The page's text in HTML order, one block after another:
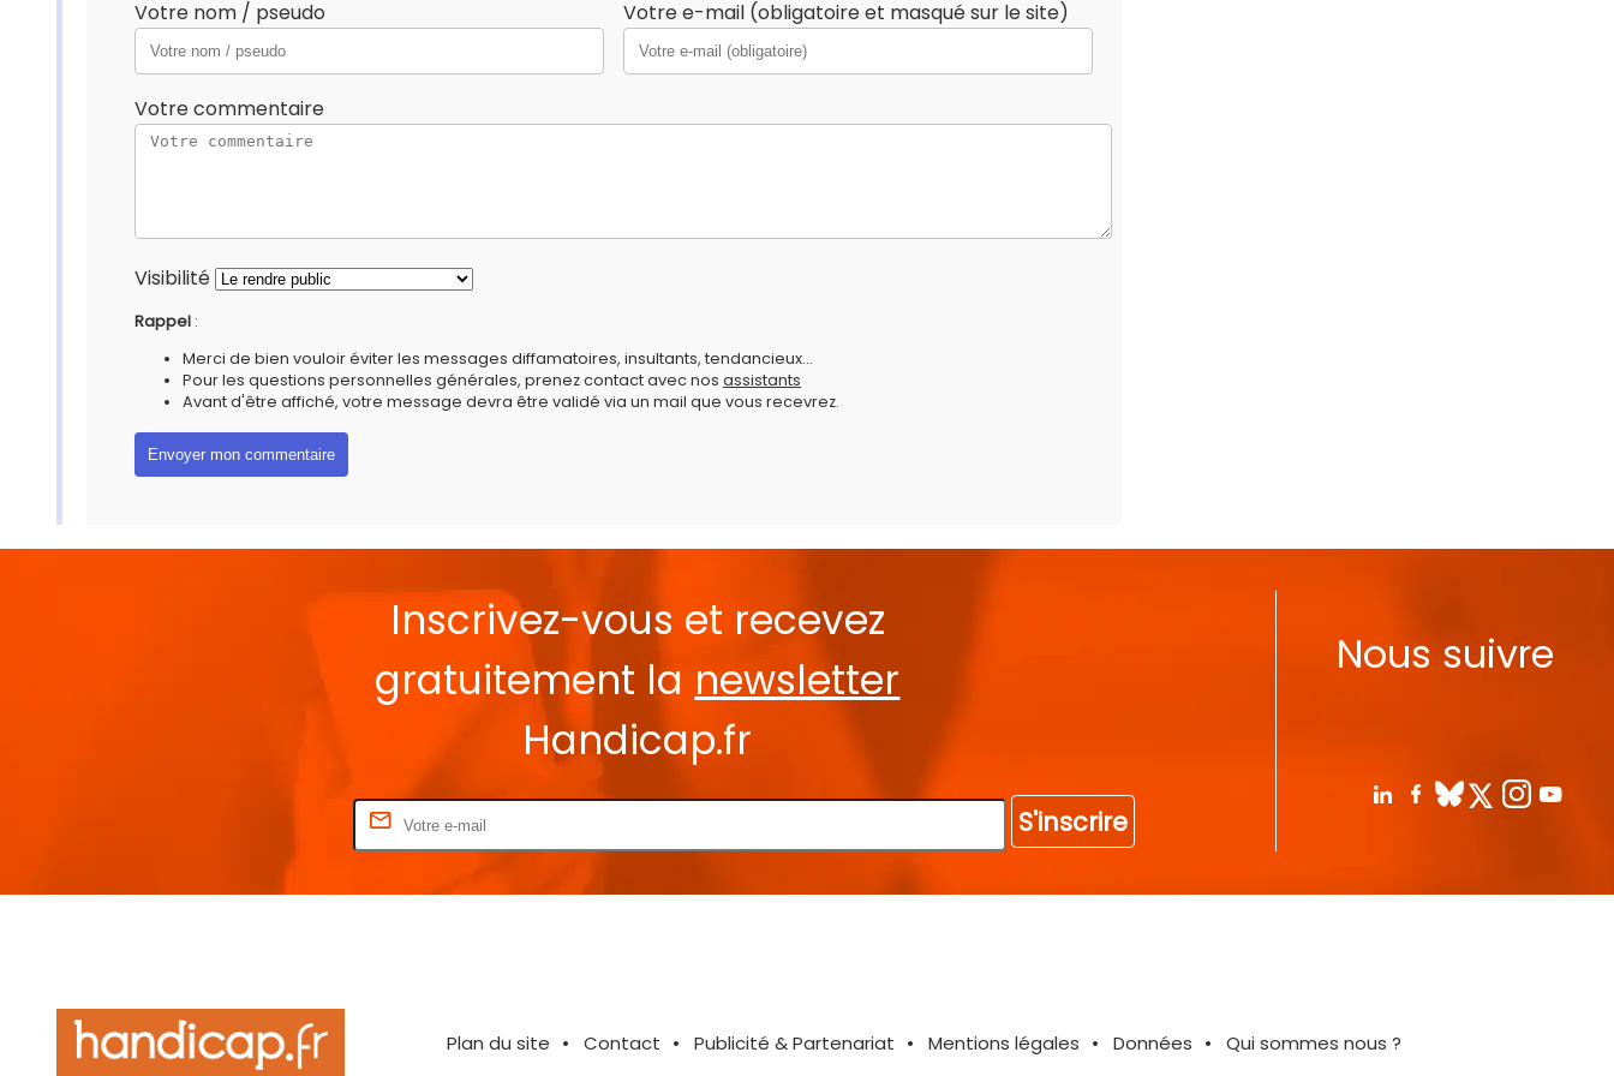
Votre nom / pseudo Votre e-mail (obligatoire et masqué sur le site)
Votre commentaire
Visibilité
Rappel :
Merci de bien vouloir éviter les messages diffamatoires, insultants, tendancieux...
Pour les questions personnelles générales, prenez contact avec nos assistants
Avant d'être affiché, votre message devra être validé via un mail que vous recevrez.
Inscrivez-vous et recevez
gratuitement la newsletter
Handicap.fr
S'inscrire
Nous suivre
Plan du site Contact Publicité & Partenariat Mentions légales Données Qui sommes nous ?